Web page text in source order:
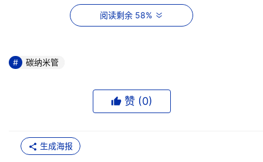
由触媒起头，SWCNT朝着底板方向一边生长、触媒一边上
远藤寄期望于此次合成的SWCNT具有各种各样的应
结晶的普通石墨则为0.4～0.8nm。因此，也许能够在石墨
层之间插入此次合成的SWCNT。
另外，尼龙等普通高分子的直径约为0.4nm。因此
就有可能用SWCNT将各种不同的高分子相互接合起来。在
阅读剩余 58%
碳纳米管
赞 (0)
生成海报